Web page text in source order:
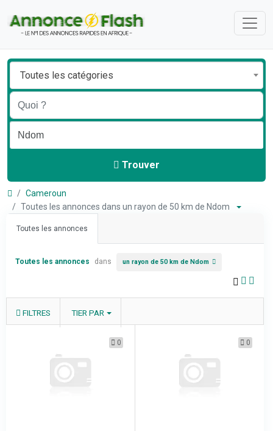
Toutes les catégories
Trouver
Cameroun
Toutes les annonces dans un rayon de 50 km de Ndom
Toutes les annonces
Toutes les annonces dans un rayon de 50 km de Ndom
FILTRES TIER PAR
0 0